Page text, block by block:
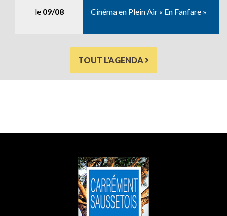
le 09/08 Cinéma en Plein Air « En Fanfare »
TOUT L'AGENDA